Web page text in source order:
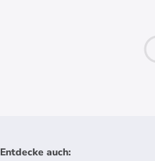
Entdecke auch: